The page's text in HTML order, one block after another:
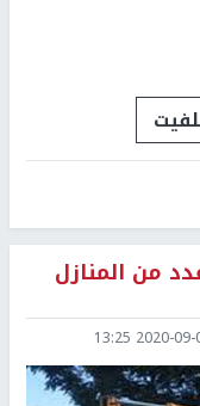
من المنازل
2020-09-01